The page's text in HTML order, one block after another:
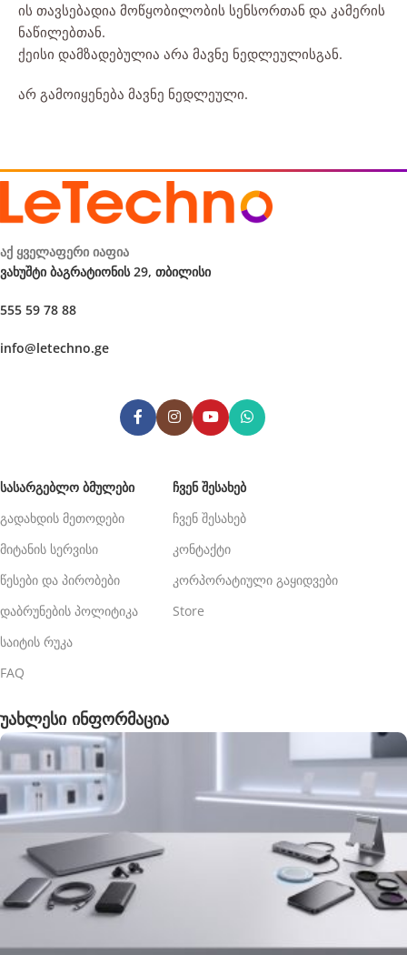
ის თავსებადია მოწყობილობის სენსორთან და კამერის
ნაწილებთან.
ქეისი დამზადებულია არა მავნე ნედლეულისგან.
არ გამოიყენება მავნე ნედლეული.
აქ ყველაფერი იაფია
ვახუშტი ბაგრატიონის 29, თბილისი
555 59 78 88
info@letechno.ge
ᲡᲐᲡᲐᲠᲒᲔᲑᲚᲝ ᲑᲛᲣᲚᲔᲑᲘ
გადახდის მეთოდები
მიტანის სერვისი
წესები და პირობები
დაბრუნების პოლიტიკა
საიტის რუკა
FAQ
ᲩᲕᲔᲜ ᲨᲔᲡᲐᲮᲔᲑ
ჩვენ შესახებ
კონტაქტი
კორპორატიული გაყიდვები
Store
უახლესი ინფორმაცია